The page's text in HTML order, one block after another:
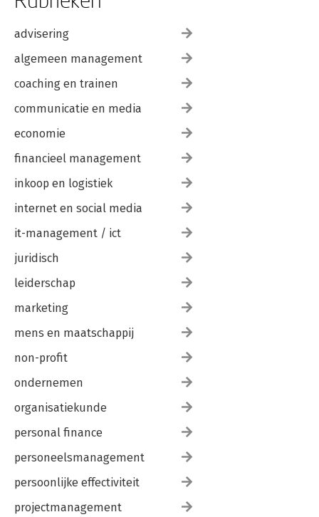
advisering
algemeen management
coaching en trainen
communicatie en media
economie
financieel management
inkoop en logistiek
internet en social media
it-management / ict
juridisch
leiderschap
marketing
mens en maatschappij
non-profit
ondernemen
organisatiekunde
personal finance
personeelsmanagement
persoonlijke effectiviteit
projectmanagement